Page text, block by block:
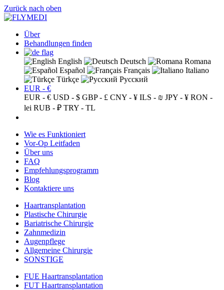
Zurück nach oben
Über
Behandlungen finden
English Deutsch
Romana
Español
Français
Italiano
Türkçe
Русский
EUR - €
EUR - € USD - $ GBP - £ CNY - ¥ ILS - ₪ JPY - ¥ RON -
lei RUB - ₽ TRY - TL
Wie es Funktioniert
Vor-Op Leitfaden
Über uns
FAQ
Empfehlungsprogramm
Blog
Kontaktiere uns
Haartransplantation
Plastische Chirurgie
Bariatrische Chirurgie
Zahnmedizin
Augenpflege
Allgemeine Chirurgie
SONSTIGE
FUE Haartransplantation
FUT Haartransplantation